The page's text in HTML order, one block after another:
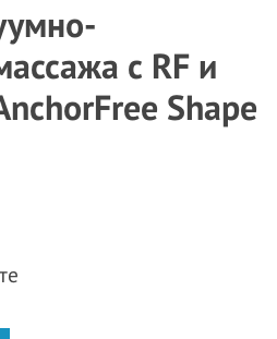
с RF и
Shape